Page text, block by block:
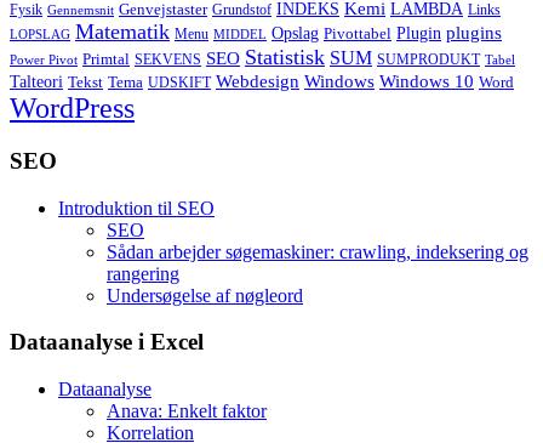
Fysik Gennemsnit Genvejstaster Grundstof INDEKS Kemi LAMBDA Links
LOPSLAG Matematik Menu MIDDEL Opslag Pivottabel Plugin plugins
Power Pivot Primtal SEKVENS SEO Statistisk SUM SUMPRODUKT Tabel
Talteori Tekst Tema UDSKIFT Webdesign Windows Windows 10 Word
WordPress
SEO
Introduktion til SEO
SEO
Sådan arbejder søgemaskiner: crawling, indeksering og
rangering
Undersøgelse af nøgleord
Dataanalyse i Excel
Dataanalyse
Anava: Enkelt faktor
Korrelation